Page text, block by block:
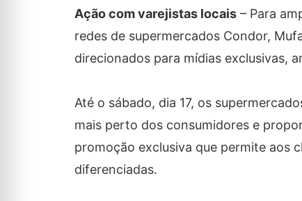
Ação com varejistas locais– Para
redes de supermercados Condor,
direcionados para mídias exclusivas,
Até o sábado, dia 17, os
mais perto dos consumidores e
promoção exclusiva que permite aos
diferenciadas.